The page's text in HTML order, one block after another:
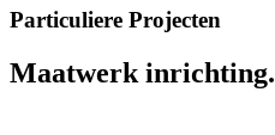
Particuliere Projecten
Maatwerk inrichting.